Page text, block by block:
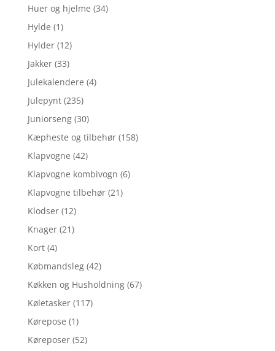
Huer og hjelme (34)
Hylde (1)
Hylder (12)
Jakker (33)
Julekalendere (4)
Julepynt (235)
Juniorseng (30)
Kæpheste og tilbehør (158)
Klapvogne (42)
Klapvogne kombivogn (6)
Klapvogne tilbehør (21)
Klodser (12)
Knager (21)
Kort (4)
Købmandsleg (42)
Køkken og Husholdning (67)
Køletasker (117)
Kørepose (1)
Køreposer (52)